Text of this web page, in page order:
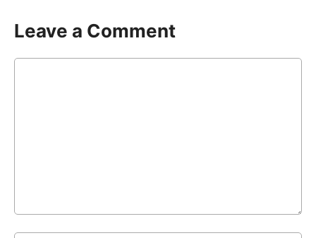
Leave a Comment
Comment